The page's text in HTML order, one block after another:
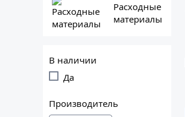
Расходные
материалы
В наличии
Да
Производитель